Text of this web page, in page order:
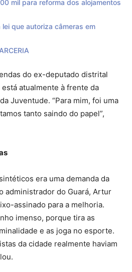
mil para reforma dos alojamentos
que autoriza câmeras em
do ex-deputado distrital
atualmente à frente da
Juventude. “Para mim, foi uma
tanto saindo do papel”,
era uma demanda da
administrador do Guará, Artur
assinado para a melhoria.
imenso, porque tira as
e as joga no esporte.
da cidade realmente haviam